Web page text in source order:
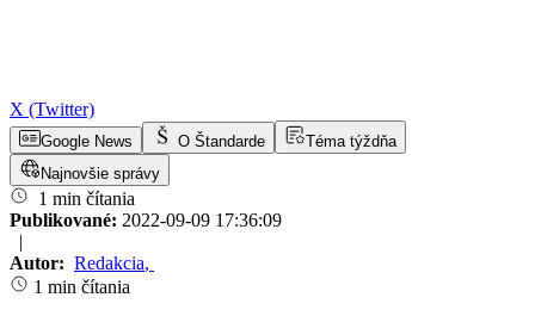
X (Twitter)
Google News O Štandarde
Téma týždňa
Najnovšie správy
1 min čítania
Publikované: 2022-09-09 17:36:09
|
Autor: Redakcia,
1 min čítania